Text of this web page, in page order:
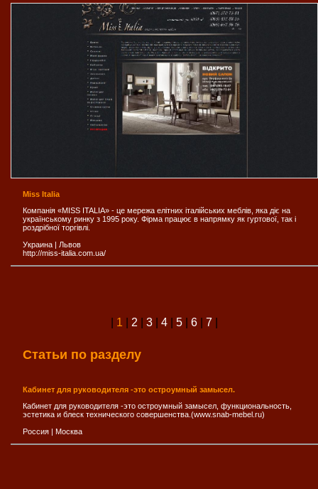
Miss Italia
Компанія «MISS ITALIA» - це мережа елітних італійських меблів, яка діє на
українському ринку з 1995 року. Фірма працює в напрямку як гуртової, так і
роздрібної торгівлі.
Украина | Львов
http://miss-italia.com.ua/
1 2 3 4 5 6 7
Статьи по разделу
Кабинет для руководителя -это остроумный замысел.
Кабинет для руководителя -это остроумный замысел, функциональность,
эстетика и блеск технического совершенства.(www.snab-mebel.ru)
Россия | Москва